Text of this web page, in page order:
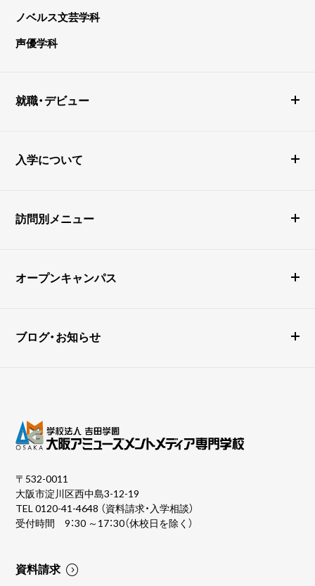
ノベルス文芸学科
声優学科
就職・デビュー
入学について
訪問別メニュー
オープンキャンパス
ブログ・お知らせ
〒532-0011
大阪市淀川区西中島3-12-19
TEL0120-41-4648 （資料請求・入学相談）
受付時間 9：30 ～17：30（休校日を除く）
資料請求